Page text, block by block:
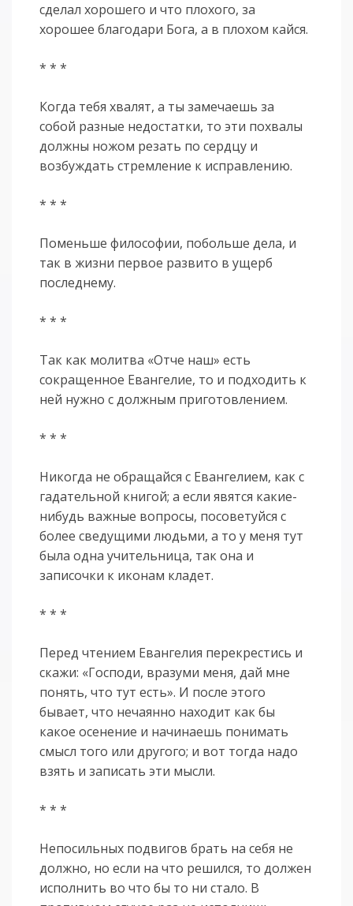
сделал хорошего и что плохого, за
хорошее благодари Бога, а в плохом кайся.
* * *
Когда тебя хвалят, а ты замечаешь за
собой разные недостатки, то эти похвалы
должны ножом резать по сердцу и
возбуждать стремление к исправлению.
* * *
Поменьше философии, побольше дела, и
так в жизни первое развито в ущерб
последнему.
* * *
Так как молитва «Отче наш» есть
сокращенное Евангелие, то и подходить к
ней нужно с должным приготовлением.
* * *
Никогда не обращайся с Евангелием, как с
гадательной книгой; а если явятся какие-
нибудь важные вопросы, посоветуйся с
более сведущими людьми, а то у меня тут
была одна учительница, так она и
записочки к иконам кладет.
* * *
Перед чтением Евангелия перекрестись и
скажи: «Господи, вразуми меня, дай мне
понять, что тут есть». И после этого
бывает, что нечаянно находит как бы
какое осенение и начинаешь понимать
смысл того или другого; и вот тогда надо
взять и записать эти мысли.
* * *
Непосильных подвигов брать на себя не
должно, но если на что решился, то должен
исполнить во что бы то ни стало. В